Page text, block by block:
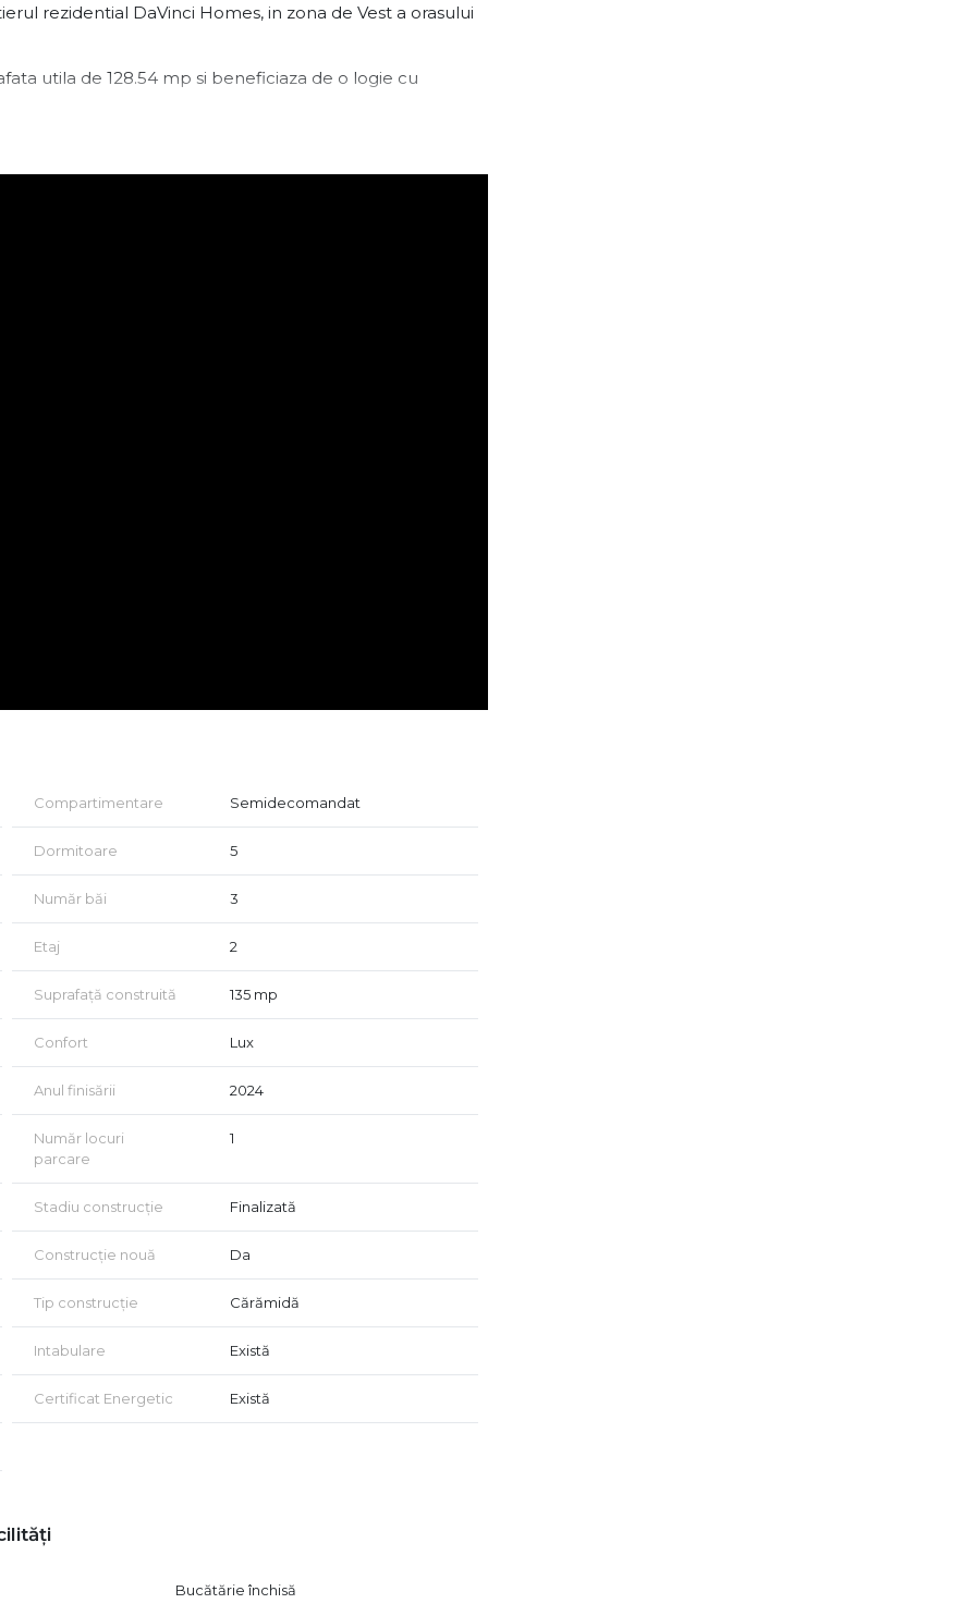
rezidential DaVinci Homes, in zona de Vest a orasului
utila de 128.54 mp si beneficiaza de o logie cu
si cu ajutorul unui credit bancar.
Compartimentare Semidecomandat
Dormitoare 5
Număr băi 3
Etaj 2
Suprafață construită 135 mp
Confort Lux
Anul finisării 2024
Număr locuri
parcare
1
Stadiu construcție Finalizată
Construcție nouă Da
Tip construcție Cărămidă
Intabulare Există
Certificat Energetic Există
Bucătărie închisă